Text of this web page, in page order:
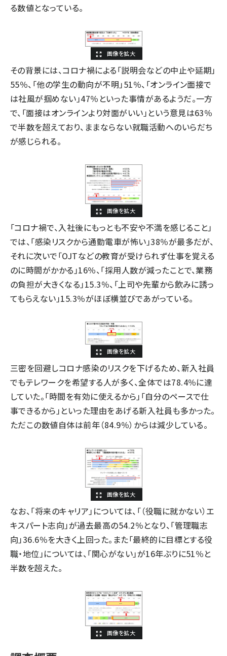
る数値となっている。
その背景には、コロナ禍による「説明会などの中止や延期」
55％、「他の学生の動向が不明」51％、「オンライン面接で
は社風が掴めない」47％といった事情があるようだ。一方
で、「面接はオンラインより対面がいい」という意見は63％
で半数を超えており、ままならない就職活動へのいらだち
が感じられる。
「コロナ禍で、入社後にもっとも不安や不満を感じること」
では、「感染リスクから通勤電車が怖い」38％が最多だが、
それに次いで「OJTなどの教育が受けられず仕事を覚える
のに時間がかかる」16％、「採用人数が減ったことで、業務
の負担が大きくなる」15.3％、「上司や先輩から飲みに誘っ
てもらえない」15.3％がほぼ横並びであがっている。
三密を回避しコロナ感染のリスクを下げるため、新入社員
でもテレワークを希望する人が多く、全体では78.4％に達
していた。「時間を有効に使えるから」「自分のペースで仕
事できるから」といった理由をあげる新入社員も多かった。
ただこの数値自体は前年（84.9％）からは減少している。
なお、「将来のキャリア」については、「（役職に就かない）エ
キスパート志向」が過去最高の54.2％となり、「管理職志
向」36.6％を大きく上回った。また「最終的に目標とする役
職・地位」については、「関心がない」が16年ぶりに51％と
半数を超えた。